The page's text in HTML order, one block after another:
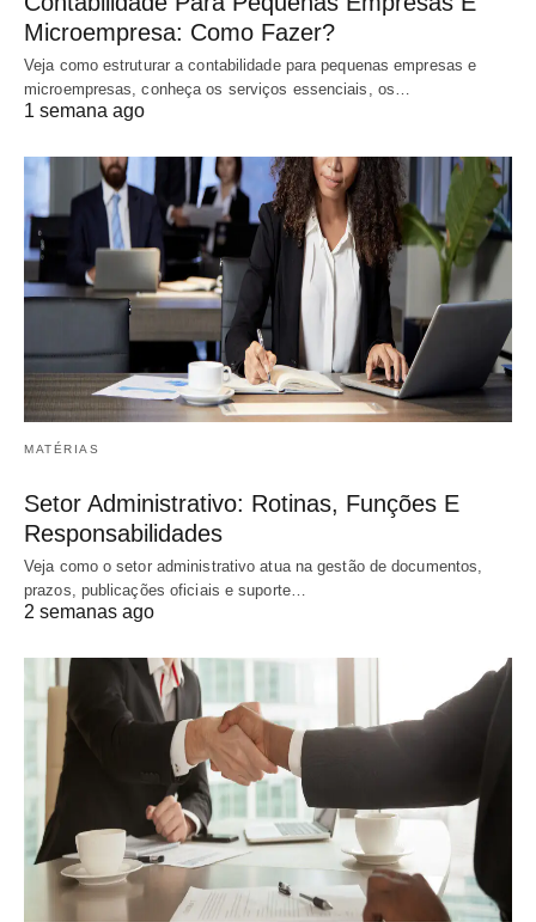
Microempresa: Como Fazer?
Veja como estruturar a contabilidade para pequenas empresas e
microempresas, conheça os serviços essenciais, os…
1 semana ago
MATÉRIAS
Setor Administrativo: Rotinas, Funções E
Responsabilidades
Veja como o setor administrativo atua na gestão de documentos,
prazos, publicações oficiais e suporte…
2 semanas ago